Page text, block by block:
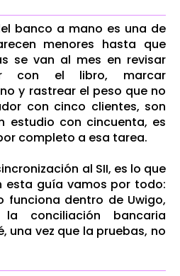
banco a mano es una de
menores hasta que
se van al mes en revisar
con el libro, marcar
y rastrear el peso que no
con cinco clientes, son
estudio con cincuenta, es
completo a esa tarea.
al SII, es lo que
esta guía vamos por todo:
funciona dentro de Uwigo,
conciliación bancaria
una vez que la pruebas, no